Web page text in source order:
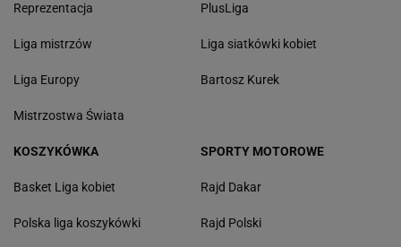
Reprezentacja
Liga mistrzów
Liga Europy
Mistrzostwa Świata
PlusLiga
Liga siatkówki kobiet
Bartosz Kurek
KOSZYKÓWKA
Basket Liga kobiet
Polska liga koszykówki
SPORTY MOTOROWE
Rajd Dakar
Rajd Polski